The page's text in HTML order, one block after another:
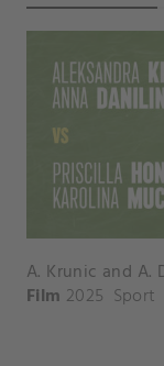
Film 2025 Sport